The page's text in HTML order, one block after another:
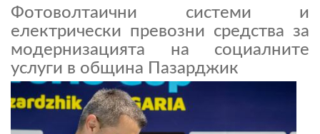
Фотоволтаични системи и
електрически превозни средства за
модернизацията на социалните
услуги в община Пазарджик